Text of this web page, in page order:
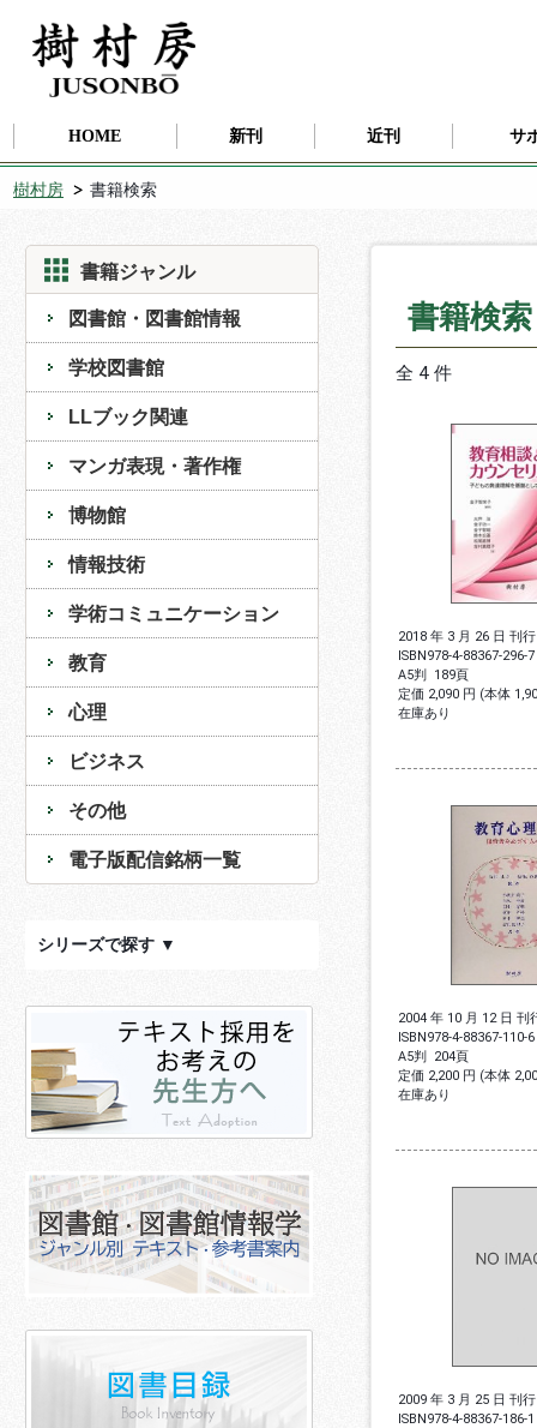
HOME 新刊 近刊 サ
樹村房 書籍検索
書籍ジャンル
図書館・図書館情報
学校図書館
LLブック関連
マンガ表現・著作権
博物館
情報技術
学術コミュニケーション
教育
心理
ビジネス
その他
電子版配信銘柄一覧
シリーズで探す ▼
書籍検
全 4 件
2018 年 3 月 26 日 刊行
ISBN978-4-88367-296-7
A5判 189頁
定価 2,090 円 (本体
在庫あり
2004 年 10 月 12 日 刊
ISBN978-4-88367-110-6
A5判 204頁
定価 2,200 円 (本体
在庫あり
2009 年 3 月 25 日 刊行
ISBN978-4-88367-186-1